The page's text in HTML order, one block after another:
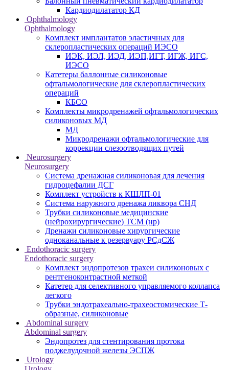
Кардиодилататор КД
Ophthalmology
Ophthalmology
Комплект имплантатов эластичных для
склеропластических операций ИЭСО
ИЭК, ИЭЛ, ИЭД, ИЭП,ИГТ, ИГЖ, ИГС,
ИЭСО
Катетеры баллонные силиконовые
офтальмологические для склеропластических
операций
КБСО
Комплекты микродренажей офтальмологических
силиконовых МД
МД
Микродренажи офтальмологические для
коррекции слезоотводящих путей
Neurosurgery
Neurosurgery
Система дренажная силиконовая для лечения
гидроцефалии ДСГ
Комплект устройств к КШЛП-01
Система наружного дренажа ликвора СНД
Трубки силиконовые медицинские
(нейрохирургические) ТСМ (нр)
Дренажи силиконовые хирургические
одноканальные к резервуару РСдСЖ
Endothoracic surgery
Endothoracic surgery
Комплект эндопротезов трахеи силиконовых с
рентгеноконтрастной меткой
Катетер для селективного управляемого коллапса
легкого
Трубки эндотрахеально-трахеостомические Т-
образные, силиконовые
Abdominal surgery
Abdominal surgery
Эндопротез для стентирования протока
поджелудочной железы ЭСПЖ
Urology